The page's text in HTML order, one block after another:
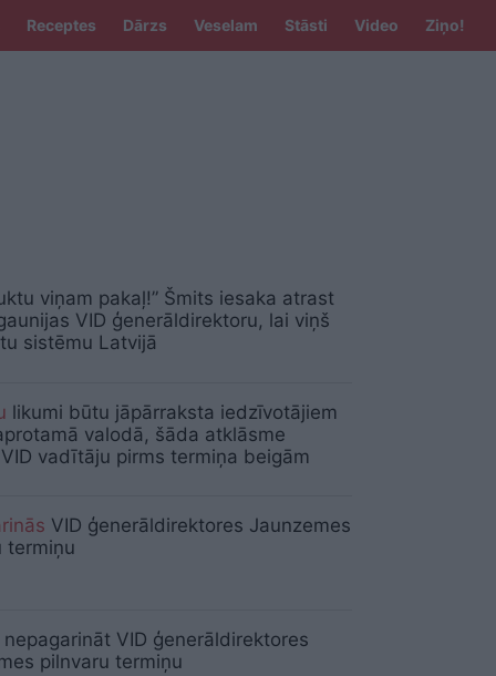
Receptes Dārzs Veselam Stāsti Video Ziņo!
viņam pakaļ!” Šmits iesaka atrast
VID ģenerāldirektoru, lai viņš
sistēmu Latvijā
likumi būtu jāpārraksta iedzīvotājiem
valodā, šāda atklāsme
vadītāju pirms termiņa beigām
VID ģenerāldirektores Jaunzemes
termiņu
nepagarināt VID ģenerāldirektores
pilnvaru termiņu